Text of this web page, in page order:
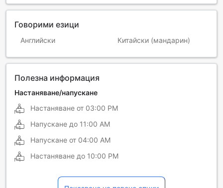
Говорими езици
Английски Китайски (мандарин)
Полезна информация
Настаняване/напускане
Настаняване от 03:00 PM
Напускане до 11:00 AM
Напускане от 04:00 AM
Настаняване до 10:00 PM